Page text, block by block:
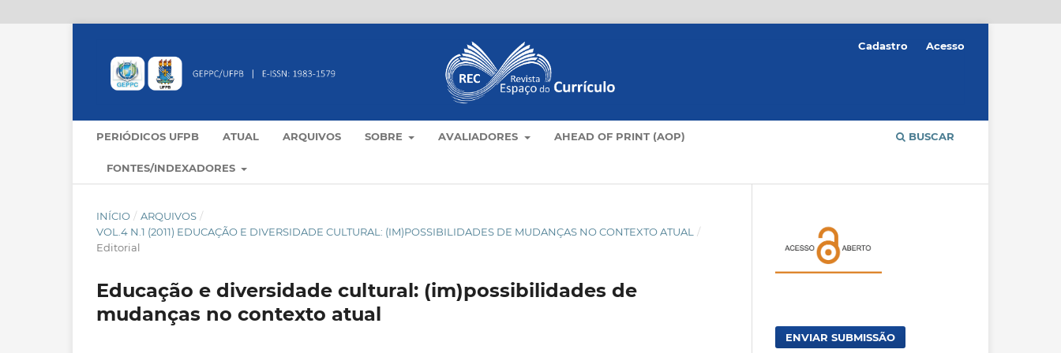
PERIÓDICOS UFPB ATUAL ARQUIVOS SOBRE AVALIADORES AHEAD OF PRINT (AOP)
FONTES/INDEXADORES
BUSCAR
Cadastro Acesso
INÍCIO / ARQUIVOS /
VOL.4 N.1 (2011) EDUCAÇÃO E DIVERSIDADE CULTURAL: (IM)POSSIBILIDADES DE MUDANÇAS NO CONTEXTO ATUAL
/
Editorial
Educação e diversidade cultural: (im)possibilidades de
mudanças no contexto atual
ENVIAR SUBMISSÃO